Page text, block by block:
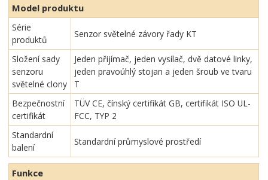
Model produktu
Série
produktů
Senzor světelné závory řady KT
Složení sady
senzoru
světelné clony
Jeden přijímač, jeden vysílač, dvě datové linky,
jeden pravoúhlý stojan a jeden šroub ve tvaru
T
Bezpečnostní
certifikát
TÜV CE, čínský certifikát GB, certifikát ISO UL-
FCC, TYP 2
Standardní
balení
Standardní průmyslové prostředí
Funkce